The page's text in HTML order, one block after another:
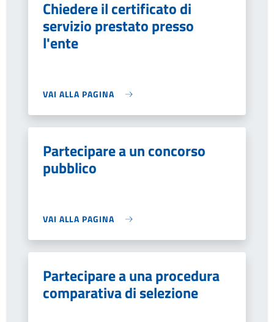
Chiedere il certificato di
servizio prestato presso
l'ente
VAI ALLA PAGINA
Partecipare a un concorso
pubblico
VAI ALLA PAGINA
Partecipare a una procedura
comparativa di selezione